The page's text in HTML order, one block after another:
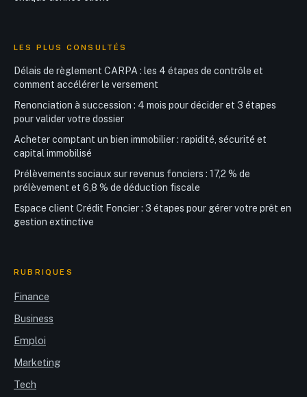
LES PLUS CONSULTÉS
Délais de règlement CARPA : les 4 étapes de contrôle et
comment accélérer le versement
Renonciation à succession : 4 mois pour décider et 3 étapes
pour valider votre dossier
Acheter comptant un bien immobilier : rapidité, sécurité et
capital immobilisé
Prélèvements sociaux sur revenus fonciers : 17,2 % de
prélèvement et 6,8 % de déduction fiscale
Espace client Crédit Foncier : 3 étapes pour gérer votre prêt en
gestion extinctive
RUBRIQUES
Finance
Business
Emploi
Marketing
Tech